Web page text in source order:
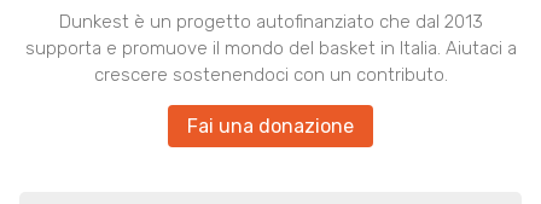
Dunkest è un progetto autofinanziato che dal 2013
supporta e promuove il mondo del basket in Italia. Aiutaci a
crescere sostenendoci con un contributo.
Fai una donazione